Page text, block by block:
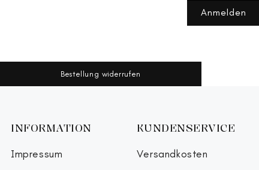
Anmelden
Bestellung widerrufen
INFORMATION
Impressum
KUNDENSERVICE
Versandkosten